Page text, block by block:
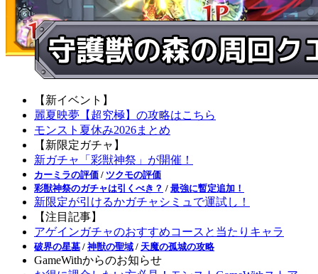
【新イベント】
麗夏映夢【超究極】の攻略はこちら
モンスト夏休み2026まとめ
【新限定ガチャ】
新ガチャ「彩獣神祭」が開催！
カーミラの評価 / ツクモの評価
彩獣神祭のガチャは引くべき？ / 最強に暫定追加！
新限定が引けるかガチャシミュで運試し！
【注目記事】
アゲインガチャのおすすめコースと当たりキャラ
破界の星墓 / 神獣の聖域 / 天魔の孤城の攻略
GameWithからのお知らせ